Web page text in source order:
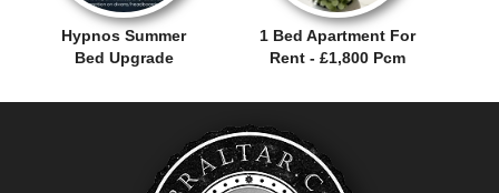
Hypnos Summer
Bed Upgrade
1 Bed Apartment For
Rent - £1,800 Pcm